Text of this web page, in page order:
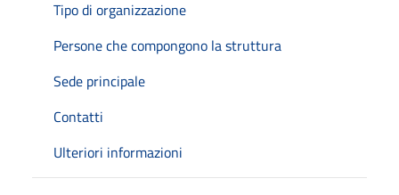
Tipo di organizzazione
Persone che compongono la struttura
Sede principale
Contatti
Ulteriori informazioni